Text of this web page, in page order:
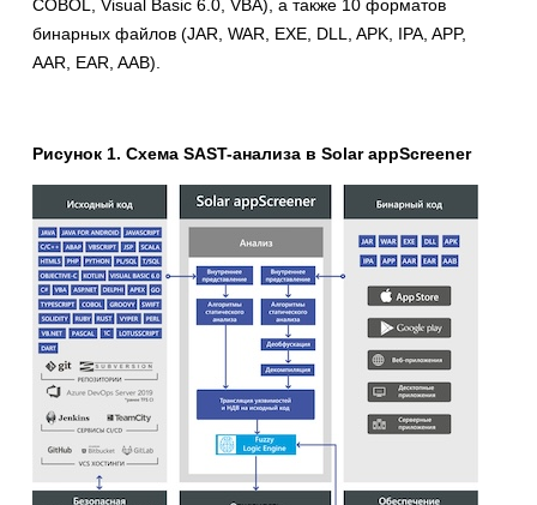
COBOL, Visual Basic 6.0, VBA), а также 10 форматов
бинарных файлов (JAR, WAR, EXE, DLL, APK, IPA, APP,
AAR, EAR, AAB).
Рисунок 1. Схема SAST-анализа в Solar appScreener